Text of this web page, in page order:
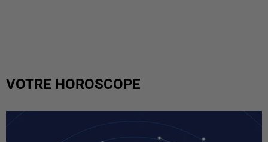
VOTRE HOROSCOPE